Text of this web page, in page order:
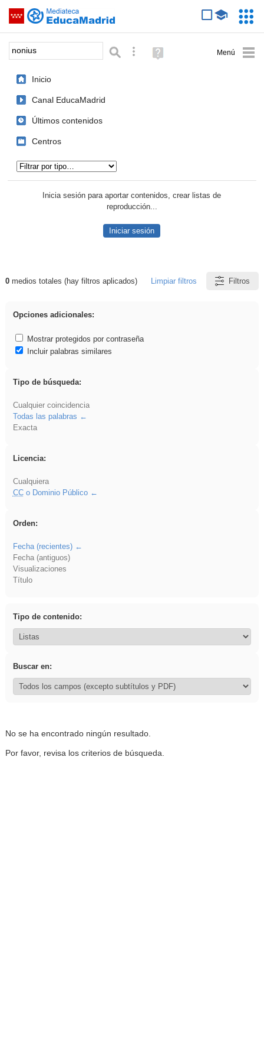
Saltar navegación
Palabra o frase: Búsqueda avanzada
Ayuda
(en
Inicio
Canal EducaMadrid
Últimos contenidos
Centros
Inicia sesión para aportar contenidos, crear listas de
reproducción...
Iniciar sesión
Resultados de: nonius
0medios totales (hay filtros aplicados) Limpiar filtros Filtros
Opciones adicionales:
Mostrar protegidos por contraseña
Incluir palabras similares
Tipo de búsqueda:
Cualquier coincidencia
Todas las palabras
Exacta
Licencia:
Cualquiera
CCo Dominio Público
Orden:
Fecha (recientes)
Fecha (antiguos)
Visualizaciones
Título
Tipo de contenido:
Buscar en:
No se ha encontrado ningún resultado.
Por favor, revisa los criterios de búsqueda.